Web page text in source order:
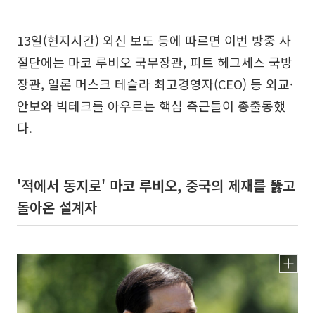
13일(현지시간) 외신 보도 등에 따르면 이번 방중 사
절단에는 마코 루비오 국무장관, 피트 헤그세스 국방
장관, 일론 머스크 테슬라 최고경영자(CEO) 등 외교·
안보와 빅테크를 아우르는 핵심 측근들이 총출동했
다.
'적에서 동지로' 마코 루비오, 중국의 제재를 뚫고
돌아온 설계자